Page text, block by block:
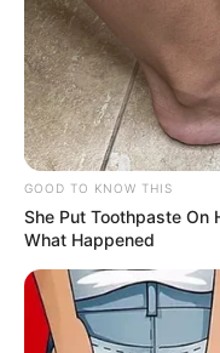
GOOD TO KNOW THIS
She Put Toothpaste On
What Happened